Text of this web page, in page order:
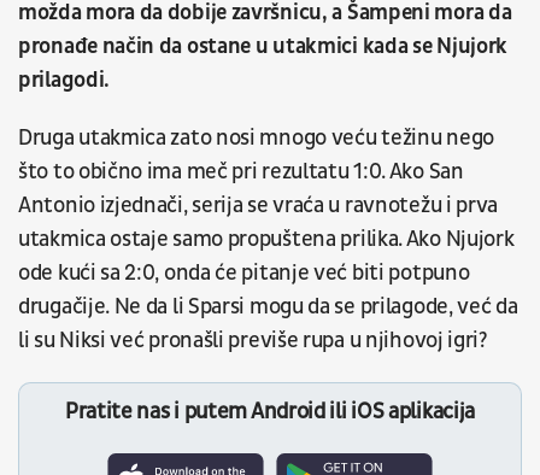
možda mora da dobije završnicu, a Šampeni mora da
pronađe način da ostane u utakmici kada se Njujork
prilagodi.
Druga utakmica zato nosi mnogo veću težinu nego
što to obično ima meč pri rezultatu 1:0. Ako San
Antonio izjednači, serija se vraća u ravnotežu i prva
utakmica ostaje samo propuštena prilika. Ako Njujork
ode kući sa 2:0, onda će pitanje već biti potpuno
drugačije. Ne da li Sparsi mogu da se prilagode, već da
li su Niksi već pronašli previše rupa u njihovoj igri?
Pratite nas i putem Android ili iOS aplikacija